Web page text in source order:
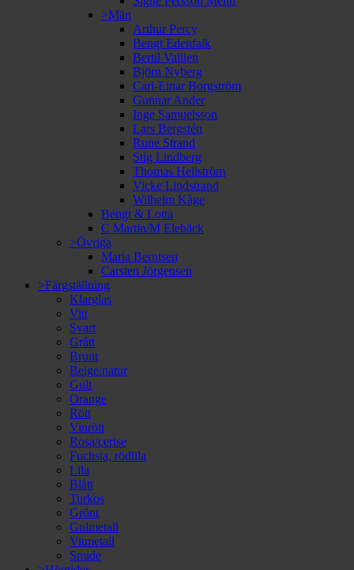
>Män
Arthur Percy
Bengt Edenfalk
Bertil Vallien
Björn Nyberg
Carl-Einar Borgström
Gunnar Ander
Inge Samuelsson
Lars Bergstén
Rune Strand
Stig Lindberg
Thomas Hellström
Vicke Lindstrand
Wilhelm Kåge
Bengt & Lotta
C Martin/M Elebäck
>Övriga
Maria Berntsen
Carsten Jörgensen
>Färgställning
Klarglas
Vitt
Svart
Grått
Brunt
Beige/natur
Gult
Orange
Rött
Vinrött
Rosa/cerise
Fuchsia, rödlila
Lila
Blått
Turkos
Grönt
Gulmetall
Vitmetall
Smide